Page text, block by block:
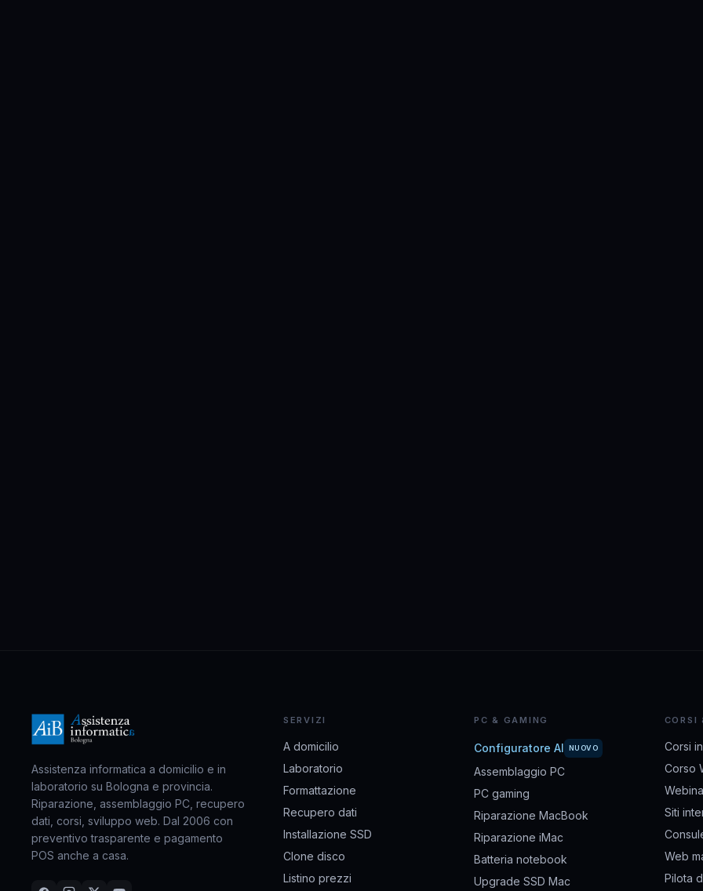
Assistenza informatica a domicilio e in
laboratorio su Bologna e provincia.
Riparazione, assemblaggio PC, recupero
dati, corsi, sviluppo web. Dal 2006 con
preventivo trasparente e pagamento
POS anche a casa.
SERVIZI
A domicilio
Laboratorio
Formattazione
Recupero dati
Installazione SSD
Clone disco
Listino prezzi
PC & GAMING
Configuratore AI NUOVO
Assemblaggio PC
PC gaming
Riparazione MacBook
Riparazione iMac
Batteria notebook
Upgrade SSD Mac
CORSI
Corsi
Corso
Siti
Web
Pilota